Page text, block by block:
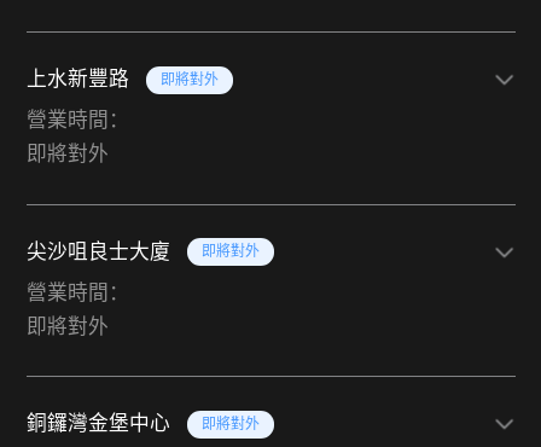
上水新豐路 即將對外
營業時間：
即將對外
尖沙咀良士大廈 即將對外
營業時間：
即將對外
銅鑼灣金堡中心 即將對外